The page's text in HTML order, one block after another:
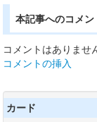
本記事へのコメ
コメントはありませ
コメントの挿入
カード